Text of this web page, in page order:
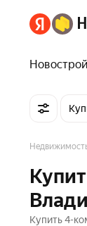
Купить 4-